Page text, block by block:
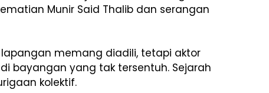
Munir Said Thalib dan serangan
memang diadili, tetapi aktor
bayangan yang tak tersentuh. Sejarah
kolektif.